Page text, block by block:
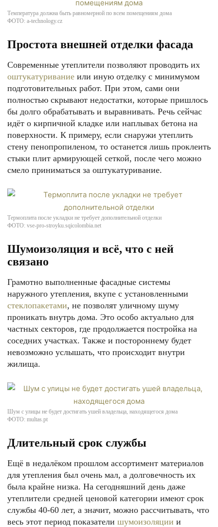
Температура должна быть равномерной по всем помещениям дома
ФОТО: a-technology.cz
Простота внешней отделки фасада
Современные утеплители позволяют проводить их
оштукатуривание или иную отделку с минимумом
подготовительных работ. При этом, сами они
полностью скрывают недостатки, которые пришлось
бы долго обрабатывать и выравнивать. Речь сейчас
идёт о кирпичной кладке или наплывах бетона на
поверхности. К примеру, если снаружи утеплить
стену пенопропиленом, то останется лишь проклеить
стыки плит армирующей сеткой, после чего можно
смело приниматься за оштукатуривание.
Термоплита после укладки не требует дополнительной отделки
ФОТО: vse-pro-stroyku.sqicolombia.net
Шумоизоляция и всё, что с ней
связано
Грамотно выполненные фасадные системы
наружного утепления, вкупе с установленными
стеклопакетами, не позволят уличному шуму
проникать внутрь дома. Это особо актуально для
частных секторов, где продолжается постройка на
соседних участках. Также и постороннему будет
невозможно услышать, что происходит внутри
жилища.
Шум с улицы не будет достигать ушей владельца, находящегося дома
ФОТО: multas.pt
Длительный срок службы
Ещё в недалёком прошлом ассортимент материалов
для утепления был очень мал, а долговечность их
была крайне низка. На сегодняшний день даже
утеплители средней ценовой категории имеют срок
службы 40-60 лет, а значит, можно рассчитывать, что
весь этот период показатели шумоизоляции и